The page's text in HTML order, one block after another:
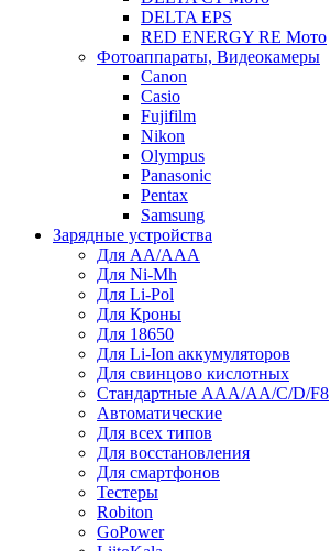
DELTA EPS
RED ENERGY RE Мото
Фотоаппараты, Видеокамеры
Canon
Casio
Fujifilm
Nikon
Olympus
Panasonic
Pentax
Samsung
Зарядные устройства
Для AA/AAA
Для Ni-Mh
Для Li-Pol
Для Кроны
Для 18650
Для Li-Ion аккумуляторов
Для свинцово кислотных
Стандартные ААА/АА/С/D/F8
Автоматические
Для всех типов
Для восстановления
Для смартфонов
Тестеры
Robiton
GoPower